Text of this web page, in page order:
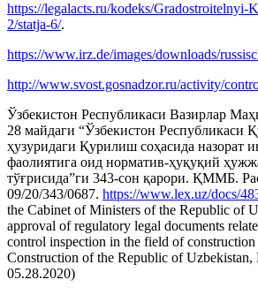
https://legalacts.ru/kodeks/Gradostroitelnyi-
2/statja-6/.
https://www.irz.de/images/downloads/
http://www.svost.gosnadzor.ru/activity/
Ўзбекистон Республикаси Вазирлар
28 майдаги “Ўзбекистон Республикаси
ҳузуридаги Қурилиш соҳасида назорат
фаолиятига оид норматив-ҳуқуқий
тўғрисида”ги 343-сон қарори. ҚММБ.
09/20/343/0687. https://www.lex.uz/docs/
the Cabinet of Ministers of the Republic of
approval of regulatory legal documents
control inspection in the field of
Construction of the Republic of Uzbekistan,
05.28.2020)